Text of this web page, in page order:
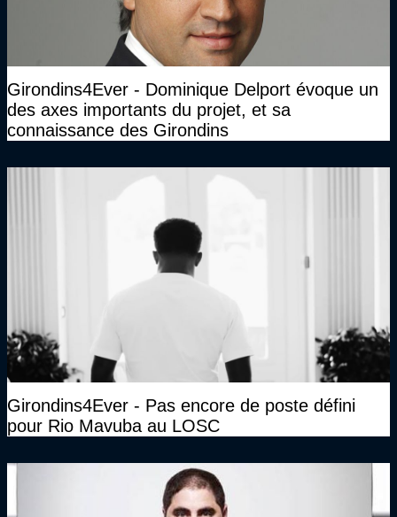
Girondins4Ever - Dominique Delport évoque un
des axes importants du projet, et sa
connaissance des Girondins
Girondins4Ever - Pas encore de poste défini
pour Rio Mavuba au LOSC